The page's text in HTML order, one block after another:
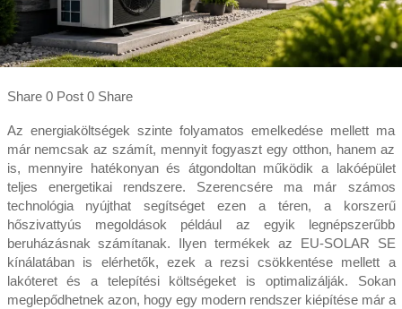
Share 0 Post 0 Share
Az energiaköltségek szinte folyamatos emelkedése mellett ma
már nemcsak az számít, mennyit fogyaszt egy otthon, hanem az
is, mennyire hatékonyan és átgondoltan működik a lakóépület
teljes energetikai rendszere. Szerencsére ma már számos
technológia nyújthat segítséget ezen a téren, a korszerű
hőszivattyús megoldások például az egyik legnépszerűbb
beruházásnak számítanak. Ilyen termékek az EU-SOLAR SE
kínálatában is elérhetők, ezek a rezsi csökkentése mellett a
lakóteret és a telepítési költségeket is optimalizálják. Sokan
meglepődhetnek azon, hogy egy modern rendszer kiépítése már a